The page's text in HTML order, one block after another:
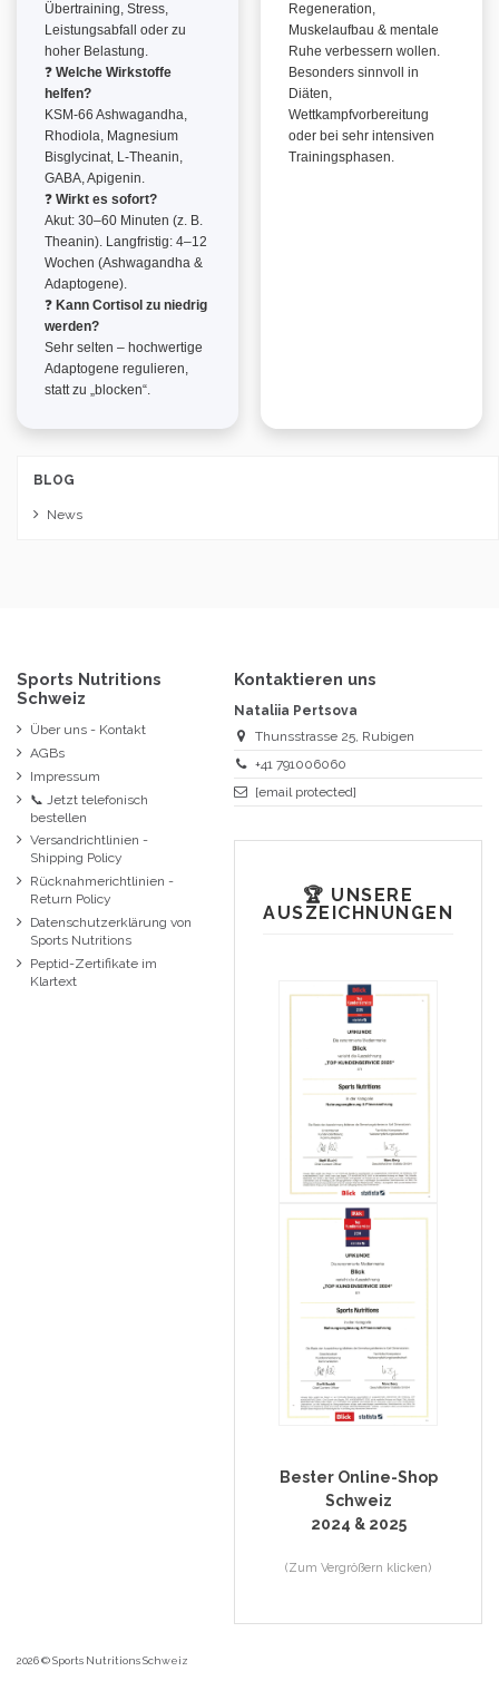
Übertraining, Stress,
Leistungsabfall oder zu
hoher Belastung.
❓ Welche Wirkstoffe
helfen?
KSM-66 Ashwagandha,
Rhodiola, Magnesium
Bisglycinat, L-Theanin,
GABA, Apigenin.
❓ Wirkt es sofort?
Akut: 30–60 Minuten (z. B.
Theanin). Langfristig: 4–12
Wochen (Ashwagandha &
Adaptogene).
❓ Kann Cortisol zu niedrig
werden?
Sehr selten – hochwertige
Adaptogene regulieren,
statt zu „blocken“.
Regeneration,
Muskelaufbau & mentale
Ruhe verbessern wollen.
Besonders sinnvoll in
Diäten,
Wettkampfvorbereitung
oder bei sehr intensiven
Trainingsphasen.
BLOG
News
Sports Nutritions
Schweiz
Über uns - Kontakt
AGBs
Impressum
📞 Jetzt telefonisch
bestellen
Versandrichtlinien -
Shipping Policy
Rücknahmerichtlinien -
Return Policy
Datenschutzerklärung von
Sports Nutritions
Peptid-Zertifikate im
Klartext
Kontaktieren uns
Nataliia Pertsova
Thunsstrasse 25, Rubigen
+41 791006060
[email protected]
🏆 UNSERE
AUSZEICHNUNGEN
Bester Online-Shop
Schweiz
2024 & 2025
(Zum Vergrößern klicken)
2026 © Sports Nutritions Schweiz